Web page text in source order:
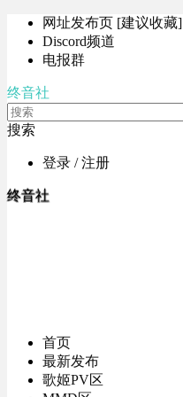
网址发布页 [建议收藏]
Discord频道
电报群
终音社
搜索
登录 / 注册
终音社
首页
最新发布
歌姬PV区